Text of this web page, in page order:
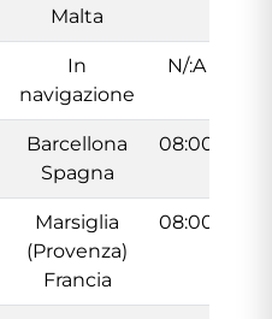
Malta
In
navigazione
N/:A
Barcellona
Spagna
08:00
Marsiglia
(Provenza)
Francia
08:00